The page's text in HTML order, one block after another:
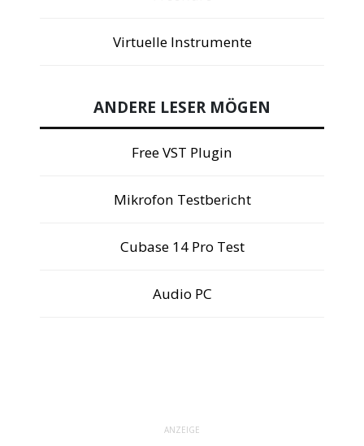
Virtuelle Instrumente
ANDERE LESER MÖGEN
Free VST Plugin
Mikrofon Testbericht
Cubase 14 Pro Test
Audio PC
ANZEIGE